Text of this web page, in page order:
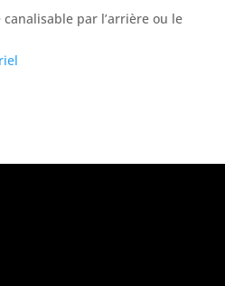
par l’arrière ou le